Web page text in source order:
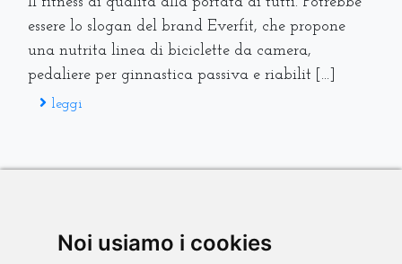
Noi usiamo i cookies
essere lo slogan del brand Everfit, che propone
una nutrita linea di biciclette da camera,
pedaliere per ginnastica passiva e riabilit [...]
leggi